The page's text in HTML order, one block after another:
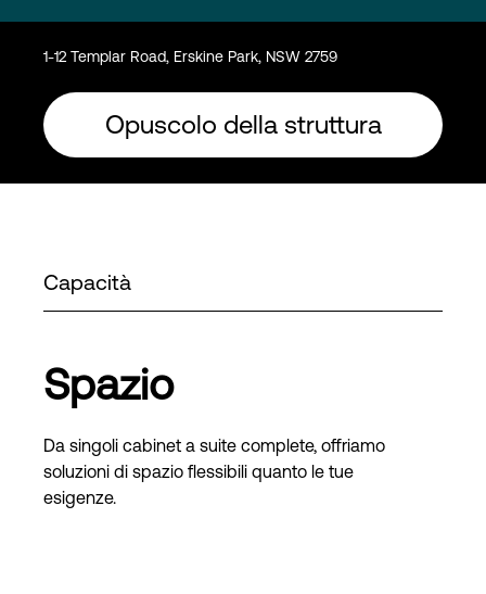
1-12 Templar Road, Erskine Park, NSW 2759
Opuscolo della struttura
Capacità
Spazio
Da singoli cabinet a suite complete, offriamo
soluzioni di spazio flessibili quanto le tue
esigenze.